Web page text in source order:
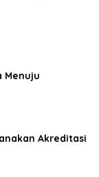
Menuju
Akreditasi